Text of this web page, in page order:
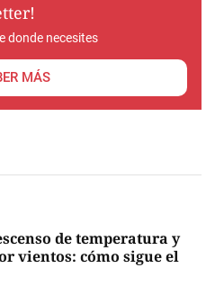
donde necesites
MÁS
de temperatura y
vientos: cómo sigue el